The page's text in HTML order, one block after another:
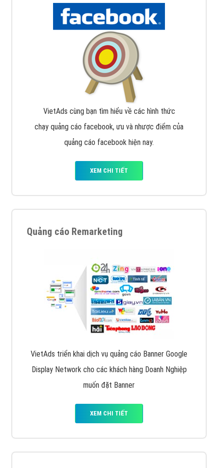
VietAds cùng bạn tìm hiểu về các hình thức
chạy quảng cáo facebook, ưu và nhược điểm của
quảng cáo facebook hiện nay.
XEM CHI TIẾT
Quảng cáo Remarketing
VietAds triển khai dịch vụ quảng cáo Banner Google
Display Network cho các khách hàng Doanh Nghiệp
muốn đặt Banner
XEM CHI TIẾT